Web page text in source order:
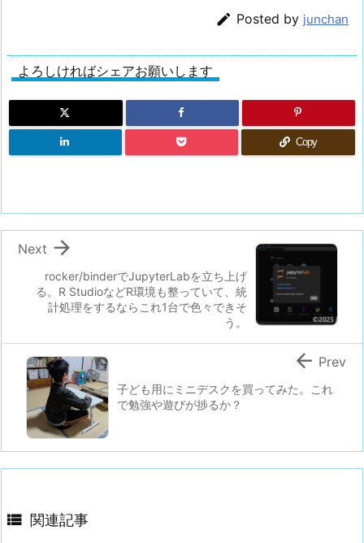
 Posted by junchan
よろしければシェアお願いします
Copy
rocker/binderでJupyterLabを立ち上げ
る。R StudioなどR環境も整っていて、統
計処理をするならこれ1台で色々できそ
う。

Next
子ども用にミニデスクを買ってみた。これ
で勉強や遊びが捗るか？
 Prev
 関連記事